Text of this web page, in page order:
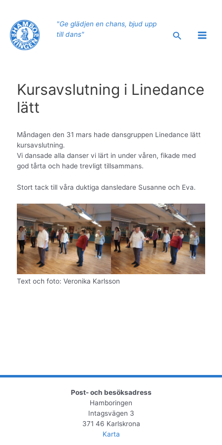
innehåll
"Ge glädjen en chans, bjud upp
till dans"
Sök
Main
Kursavslutning i Linedance
lätt
Måndagen den 31 mars hade dansgruppen Linedance lätt
kursavslutning.
Vi dansade alla danser vi lärt in under våren, fikade med
god tårta och hade trevligt tillsammans.
Stort tack till våra duktiga dansledare Susanne och Eva.
Text och foto: Veronika Karlsson
Post- och besöksadress
Hamboringen
Intagsvägen 3
371 46 Karlskrona
Karta